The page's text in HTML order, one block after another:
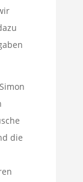
die